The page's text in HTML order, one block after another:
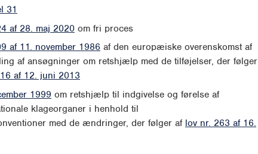
31
af 28. maj 2020 om fri proces
af 11. november 1986 af den europæiske overenskomst af
af ansøgninger om retshjælp med de tilføjelser, der følger
af 12. juni 2013
1999 om retshjælp til indgivelse og førelse af
klageorganer i henhold til
med de ændringer, der følger af lov nr. 263 af 16.